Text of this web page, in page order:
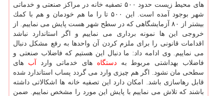
های محیط زیست حدود ۵۰۰ تصفیه خانه در مراكز صنعتی و خدماتی
شهر بوجود آمده است. این ۵۰۰ تا را ما هم خودمان و هم با كمك
بیشتر از ۸۰ آزمایشگاهی كه در سطح شهر هست پایش می نماییم. از
خروجی این ها نمونه برداری می نماییم و اگر استاندارد نباشد
اقدامات قانونی را برای ملزم كردن آن واحدها به رفع مشكل دنبال
می نماییم. وی ادامه داد: ما دنبال این هستیم كه فاضلاب صنعتی و
فاضلاب بهداشتی مربوط بهدستگاه های خدماتی وارد آب های
سطحی مان نشود. اگر هم چیزی وارد می گردد پساب استاندارد شده
قابل رهاسازی باشد. امكان دارد این تصفیه خانه ها اشكالاتی داشته
باشند كه تلاش می نماییم با پایش این مورد را مشخص نماییم. ضمن